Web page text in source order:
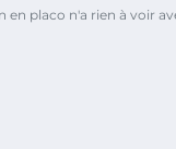
en placo n'a rien à voir